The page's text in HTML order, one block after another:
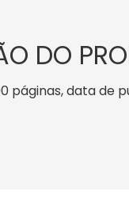
DO
páginas, data de